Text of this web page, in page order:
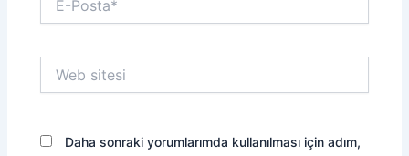
Posta*
sitesi
Daha sonraki yorumlarımda kullanılması için adım,